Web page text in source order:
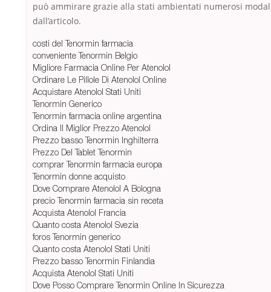
può ammirare grazie alla stati ambientati numerosi
dall’articolo.
costi del Tenormin farmacia
conveniente Tenormin Belgio
Migliore Farmacia Online Per Atenolol
Ordinare Le Pillole Di Atenolol Online
Acquistare Atenolol Stati Uniti
Tenormin Generico
Tenormin farmacia online argentina
Ordina Il Miglior Prezzo Atenolol
Prezzo basso Tenormin Inghilterra
Prezzo Del Tablet Tenormin
comprar Tenormin farmacia europa
Tenormin donne acquisto
Dove Comprare Atenolol A Bologna
precio Tenormin farmacia sin receta
Acquista Atenolol Francia
Quanto costa Atenolol Svezia
foros Tenormin generico
Quanto costa Atenolol Stati Uniti
Prezzo basso Tenormin Finlandia
Acquista Atenolol Stati Uniti
Dove Posso Comprare Tenormin Online In Sicurezza